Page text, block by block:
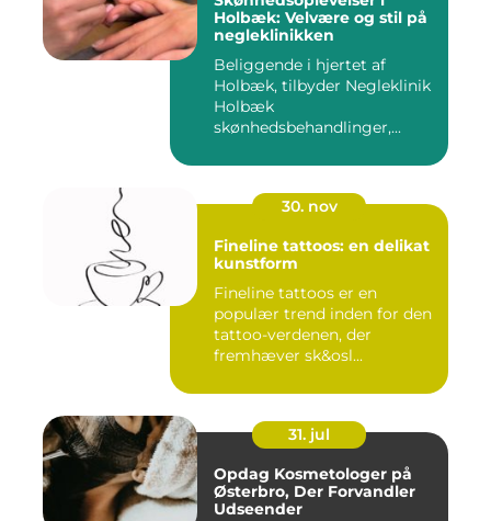
Holbæk: Velvære og stil på
negleklinikken
Beliggende i hjertet af
Holbæk, tilbyder Negleklinik
Holbæk
skønhedsbehandlinger,...
30. nov
Fineline tattoos: en delikat
kunstform
Fineline tattoos er en
populær trend inden for den
tattoo-verdenen, der
fremhæver sk&osl...
31. jul
Opdag Kosmetologer på
Østerbro, Der Forvandler
Udseender